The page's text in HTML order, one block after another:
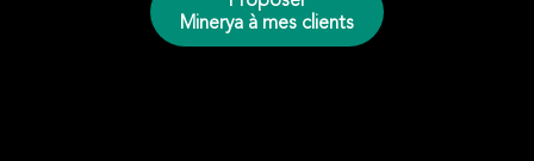
Minerya à mes clients